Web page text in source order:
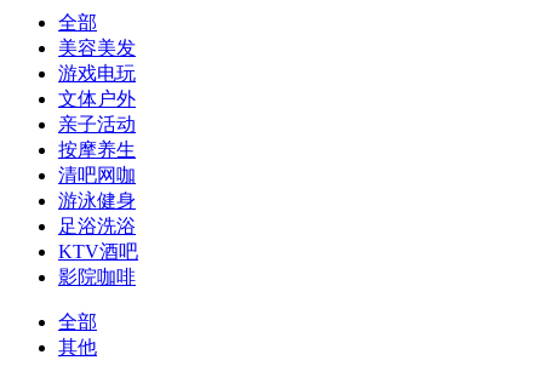
全部
美容美发
游戏电玩
文体户外
亲子活动
按摩养生
清吧网咖
游泳健身
足浴洗浴
KTV酒吧
影院咖啡
全部
其他